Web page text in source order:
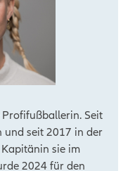
Profifußballerin. Seit
und seit 2017 in der
sie im
2024 für den